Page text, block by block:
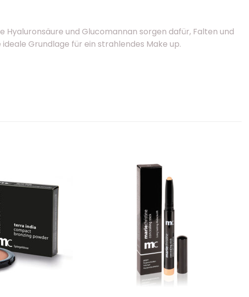
und Glucomannan sorgen dafür, Falten und
Grundlage für ein strahlendes Make up.